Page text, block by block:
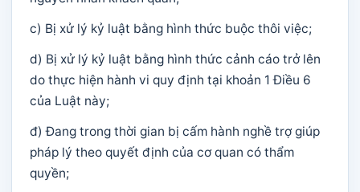
c) Bị xử lý kỷ luật bằng hình thức buộc thôi việc;
d) Bị xử lý kỷ luật bằng hình thức cảnh cáo trở lên
do thực hiện hành vi quy định tại khoản 1 Điều 6
của Luật này;
đ) Đang trong thời gian bị cấm hành nghề trợ giúp
pháp lý theo quyết định của cơ quan có thẩm
quyền;